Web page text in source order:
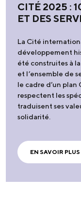
CITÉ 2025 :
ET DES
La Cité
développement
été construites à
et l’ensemble de
le cadre d’un plan
respectent les
traduisent ses
solidarité.
EN SAVOIR PLUS